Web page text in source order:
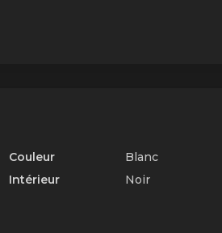
Couleur
Blanc
Intérieur
Noir